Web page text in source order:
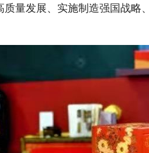
质量发展、实施制造强国战略